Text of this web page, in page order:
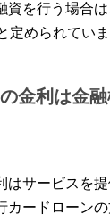
資を行う場合
定められていま
金利は金
はサービスを
カードローン